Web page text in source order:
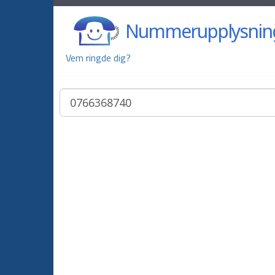
Vem ringde dig?